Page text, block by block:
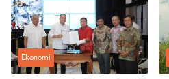
Ekonomi